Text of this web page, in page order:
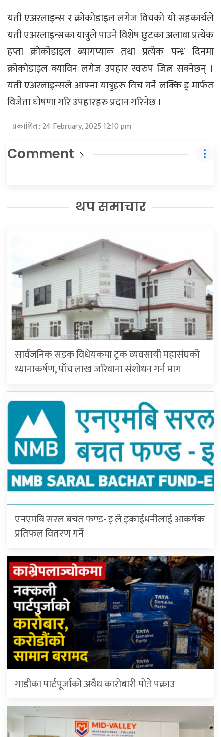
यती एअरलाइन्स र क्रोकोडाइल लगेज विचको यो सहकार्यले
यती एअरलाइन्सका यात्रुले पाउने विशेष छुटका अलावा प्रत्येक
हप्ता क्रोकोडाइल ब्यागप्याक तथा प्रत्येक पन्ध्र दिनमा
क्रोकोडाइल क्याविन लगेज उपहार स्वरुप जित्न सक्नेछन् ।
यती एअरलाइन्सले आफ्ना यात्रुहरु विच गर्ने लक्कि ड्र मार्फत
विजेता घोषणा गरि उपहारहरु प्रदान गरिनेछ ।
प्रकाशित : 24 February, 2025 12:10 pm
Comment
थप समाचार
सार्वजनिक सडक विधेयकमा ट्रक व्यवसायी महासंघको
ध्यानाकर्षण, पाँच लाख जरिवाना संशोधन गर्न माग
एनएमबि सरल बचत फण्ड- इ ले इकाईधनीलाई आकर्षक
प्रतिफल वितरण गर्ने
गाडीका पार्टपूर्जाको अवैध कारोबारी पोते प‌क्राउ